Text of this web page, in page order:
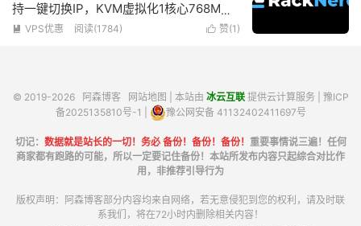
持一键切换IP，KVM虚拟化1核心768M内
存1Gbps带宽低至$10.18/年
 赞(1 )
 VPS优惠 阅读(1784)
© 2019-2026 阿森博客 网站地图 | 本站由 冰云互联提供云计算服务 | 豫ICP
备2025135810号-1
豫公网安备 41132402411697号
切记： 数据就是站长的一切！务必 备份！备份！备份！ 重要事情说三遍！任何
商家都有跑路的可能，所以一定要记住备份！本站所发布内容只起综合对比作
用，非推荐引导行为
版权声明：阿森博客部分内容均来自网络，若无意侵犯到您的权利，请及时联
系我们，将在72小时内删除相关内容！